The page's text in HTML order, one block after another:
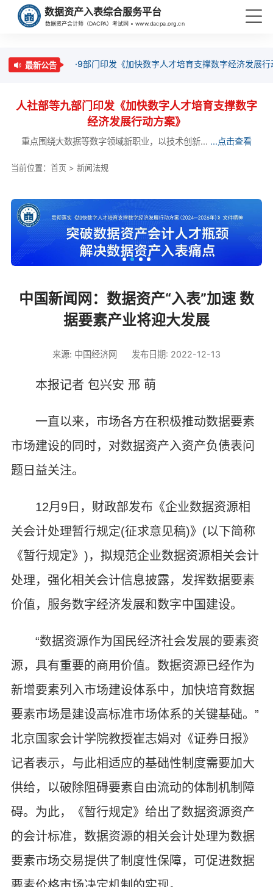
数据资产入表综合服务平台
数据资产会计师（DACPA）考试网 • www.dacpa.org.cn
最新公告 ·9部门印发《加快数字人才培育支撑数字经济发展
人社部等九部门印发《加快数字人才培育支撑数字
经济发展行动方案》
重点围绕大数据等数字领域新职业，以技术创新... ...点击查看
当前位置： 首页> 新闻法规
中国新闻网：数据资产“入表”加速 数
据要素产业将迎大发展
来源: 中国经济网 发布日期: 2022-12-13
本报记者 包兴安 邢 萌
一直以来，市场各方在积极推动数据要素
市场建设的同时，对数据资产入资产负债表问
题日益关注。
12月9日，财政部发布《企业数据资源相
关会计处理暂行规定(征求意见稿)》(以下简称
《暂行规定》)，拟规范企业数据资源相关会计
处理，强化相关会计信息披露，发挥数据要素
价值，服务数字经济发展和数字中国建设。
“数据资源作为国民经济社会发展的要素资
源，具有重要的商用价值。数据资源已经作为
新增要素列入市场建设体系中，加快培育数据
要素市场是建设高标准市场体系的关键基础。”
北京国家会计学院教授崔志娟对《证券日报》
记者表示，与此相适应的基础性制度需要加大
供给，以破除阻碍要素自由流动的体制机制障
碍。为此，《暂行规定》给出了数据资源资产
的会计标准，数据资源的相关会计处理为数据
要素市场交易提供了制度性保障，可促进数据